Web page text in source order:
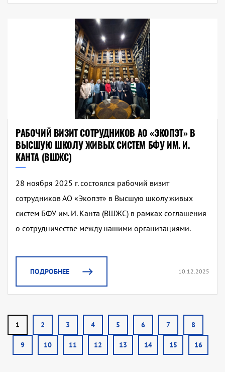
РАБОЧИЙ ВИЗИТ СОТРУДНИКОВ АО «ЭКОПЭТ» В
ВЫСШУЮ ШКОЛУ ЖИВЫХ СИСТЕМ БФУ ИМ. И.
КАНТА (ВШЖС)
28 ноября 2025 г. состоялся рабочий визит
сотрудников АО «Экопэт» в Высшую школу живых
систем БФУ им. И. Канта (ВШЖС) в рамках соглашения
о сотрудничестве между нашими организациями.
ПОДРОБНЕЕ 10.12.2025
1 2 3 4 5 6 7 8
9 10 11 12 13 14 15 16